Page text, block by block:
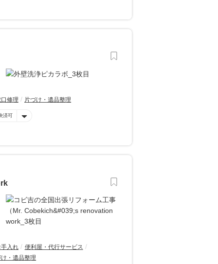
修理 片づけ・遺品整理
済可
入れ
便利屋・代行サービス
・遺品整理